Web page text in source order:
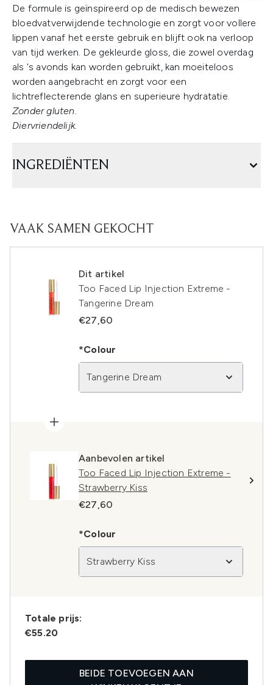
De formule is geïnspireerd op de medisch bewezen
bloedvatverwijdende technologie en zorgt voor vollere
lippen vanaf het eerste gebruik en blijft ook na verloop
van tijd werken. De gekleurde gloss, die zowel overdag
als 's avonds kan worden gebruikt, kan moeiteloos
worden aangebracht en zorgt voor een
lichtreflecterende glans en superieure hydratatie.
Zonder gluten.
Diervriendelijk.
INGREDIËNTEN
VAAK SAMEN GEKOCHT
Dit artikel
Too Faced Lip Injection Extreme -
Tangerine Dream
€27,60
*Colour
Tangerine Dream
Aanbevolen artikel
Too Faced Lip Injection Extreme -
Strawberry Kiss
€27,60
*Colour
Strawberry Kiss
Totale prijs:
€55.20
BEIDE TOEVOEGEN AAN